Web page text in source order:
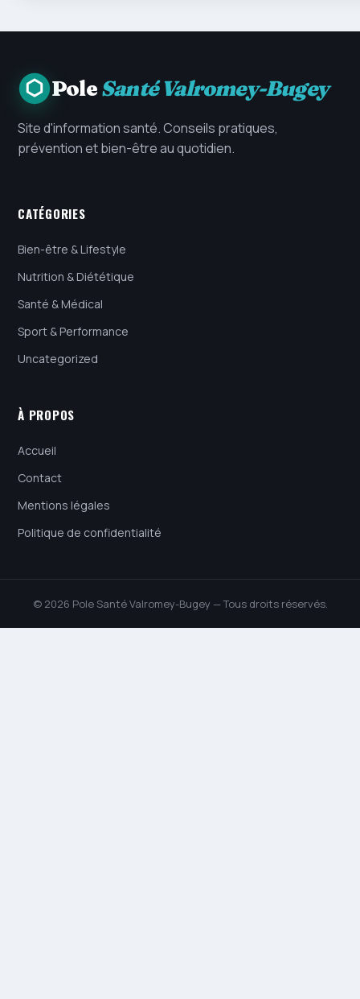
PoleSanté Valromey-Bugey
Site d'information santé. Conseils pratiques,
prévention et bien-être au quotidien.
CATÉGORIES
Bien-être & Lifestyle
Nutrition & Diététique
Santé & Médical
Sport & Performance
Uncategorized
À PROPOS
Accueil
Contact
Mentions légales
Politique de confidentialité
© 2026 Pole Santé Valromey-Bugey — Tous droits réservés.